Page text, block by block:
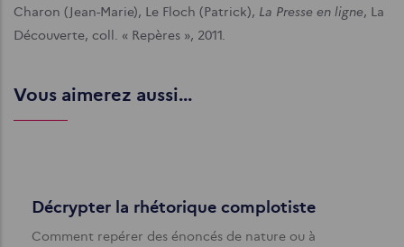
Charon (Jean-Marie), Le Floch (Patrick), La Presse en ligne, La
Découverte, coll. « Repères », 2011.
Vous aimerez aussi...
Décrypter la rhétorique complotiste
Comment repérer des énoncés de nature ou à